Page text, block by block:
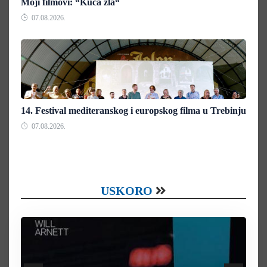
Moji filmovi: “Kuća zla“
07.08.2026.
14. Festival mediteranskog i europskog filma u Trebinju
07.08.2026.
USKORO